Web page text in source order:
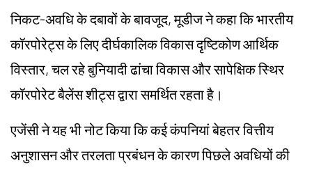
निकट-अवधि के दबावों के बावजूद, मूडीज ने कहा कि भारतीय
कॉरपोरेट्स के लिए दीर्घकालिक विकास दृष्टिकोण आर्थिक
विस्तार, चल रहे बुनियादी ढांचा विकास और सापेक्षिक स्थिर
कॉरपोरेट बैलेंस शीट्स द्वारा समर्थित रहता है।
एजेंसी ने यह भी नोट किया कि कई कंपनियां बेहतर वित्तीय
अनुशासन और तरलता प्रबंधन के कारण पिछले अवधियों की